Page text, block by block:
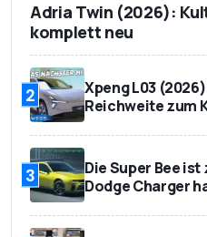
Adria Twin (2026):
komplett neu
2
Xpeng L03
Reichweite zum
3
Die Super Bee
Dodge Charger